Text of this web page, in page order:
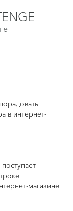
в интернет-
магазине